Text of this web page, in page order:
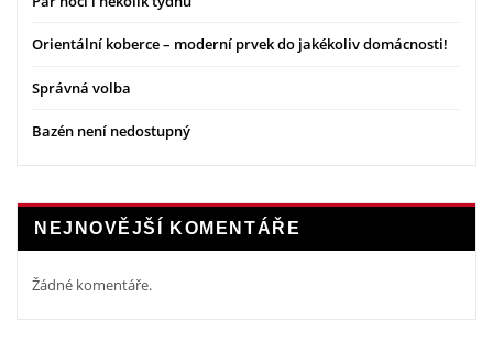
Orientální koberce – moderní prvek do jakékoliv domácnosti!
Správná volba
Bazén není nedostupný
NEJNOVĚJŠÍ KOMENTÁŘE
Žádné komentáře.